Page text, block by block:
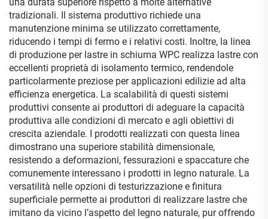
tradizionali. Il sistema produttivo richiede una
manutenzione minima se utilizzato correttamente,
riducendo i tempi di fermo e i relativi costi. Inoltre, la linea
di produzione per lastre in schiuma WPC realizza lastre con
eccellenti proprietà di isolamento termico, rendendole
particolarmente preziose per applicazioni edilizie ad alta
efficienza energetica. La scalabilità di questi sistemi
produttivi consente ai produttori di adeguare la capacità
produttiva alle condizioni di mercato e agli obiettivi di
crescita aziendale. I prodotti realizzati con questa linea
dimostrano una superiore stabilità dimensionale,
resistendo a deformazioni, fessurazioni e spaccature che
comunemente interessano i prodotti in legno naturale. La
versatilità nelle opzioni di testurizzazione e finitura
superficiale permette ai produttori di realizzare lastre che
imitano da vicino l’aspetto del legno naturale, pur offrendo